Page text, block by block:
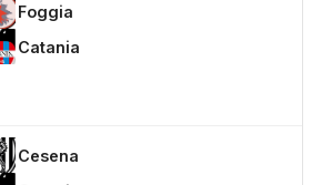
Foggia
Catania
Cesena